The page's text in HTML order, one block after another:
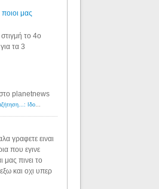
μας
το 4ο
τα 3
planetnews
Λόγιος Ερμής | Η γνώση ξεκινάει με την αναζήτηση...: Ιδού οι 18 που χρωστούν 11 δις ευρώ!
γραφετε ειναι
που εγινε
πινει το
και οχι υπερ